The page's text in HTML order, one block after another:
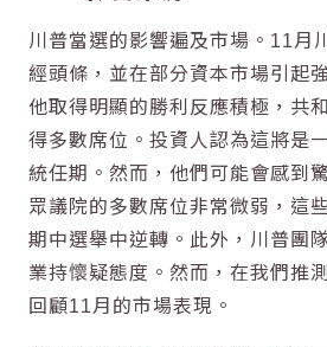
川普當選的影響遍及市場。11月
經頭條，並在部分資本市場引起
他取得明顯的勝利反應積極，共
得多數席位。投資人認為這將是
統任期。然而，他們可能會感到
眾議院的多數席位非常微弱，這
期中選舉中逆轉。此外，川普團
業持懷疑態度。然而，在我們推
回顧11月的市場表現。